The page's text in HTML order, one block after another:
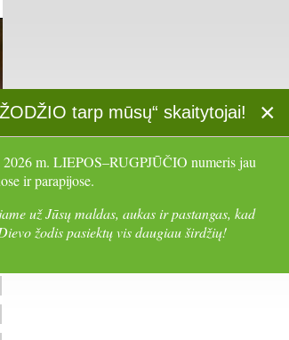
tarp mūsų“ skaitytojai! ×
2026 m. LIEPOS–RUGPJŪČIO numeris jau
ir parapijose.
už Jūsų maldas, aukas ir pastangas, kad
žodis pasiektų vis daugiau širdžių!